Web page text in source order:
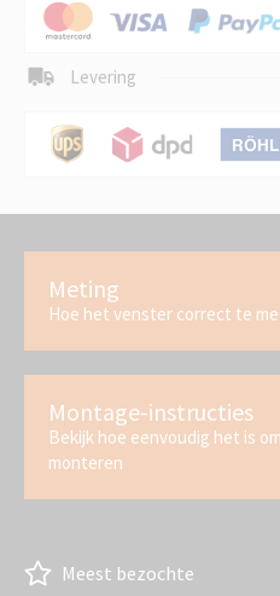
Levering
Meting
Hoe het venster correct te
Montage-instructies
Bekijk hoe eenvoudig het is
monteren
Meest bezochte